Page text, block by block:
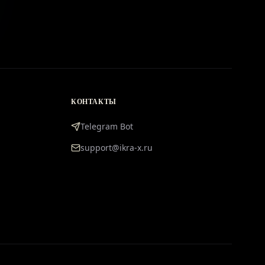
КОНТАКТЫ
Telegram Bot
support@ikra-x.ru